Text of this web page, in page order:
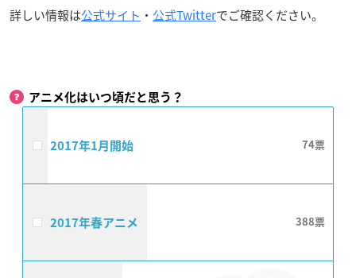
詳しい情報は公式サイト ・ 公式Twitterでご確認ください。
アニメ化はいつ頃だと思う？
2017年1月開始 74
2017年春アニメ 388